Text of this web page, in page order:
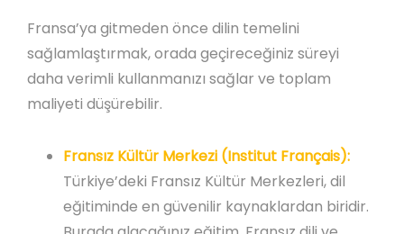
Fransa’ya gitmeden önce dilin temelini
sağlamlaştırmak, orada geçireceğiniz süreyi
daha verimli kullanmanızı sağlar ve toplam
maliyeti düşürebilir.
Fransız Kültür Merkezi (Institut Français):
Türkiye’deki Fransız Kültür Merkezleri, dil
eğitiminde en güvenilir kaynaklardan biridir.